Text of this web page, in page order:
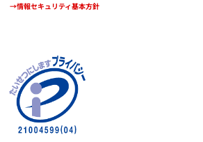
→情報セキュリティ基本方針